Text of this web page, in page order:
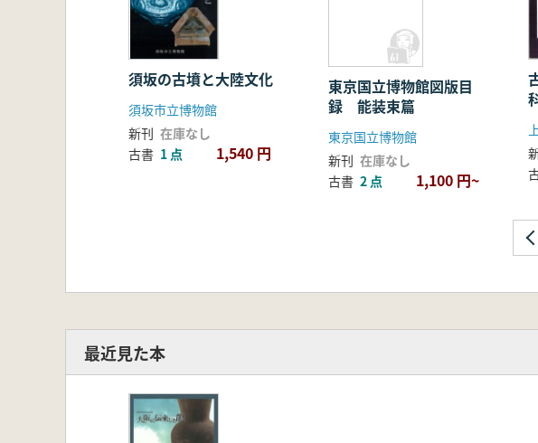
須坂の古墳と大陸文化
須坂市立博物館
新刊 在庫なし
古書 1 点 1,540 円
東京国立博物館図版目
録 能装束篇
東京国立博物館
新刊 在庫なし
古書 2 点 1,100 円~
最近見た本